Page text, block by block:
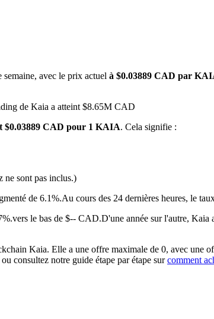
semaine, avec le prix actuel à $0.03889 CAD par
de Kaia a atteint $8.65M CAD
$0.03889 CAD pour 1 KAIA. Cela signifie :
ne sont pas inclus.)
de 6.1%.Au cours des 24 dernières heures, le
le bas de $-- CAD.D'une année sur l'autre, Kaia
Kaia. Elle a une offre maximale de 0, avec une
ou consultez notre guide étape par étape surcomment